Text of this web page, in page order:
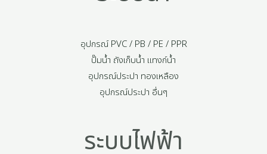
อุปกรณ์ PVC / PB / PE / PPR
ปั๊มน้ำ ถังเก็บน้ำ แทงก์น้ำ
อุปกรณ์ประปา ทองเหลือง
อุปกรณ์ประปา อื่นๆ
ระบบไฟฟ้า